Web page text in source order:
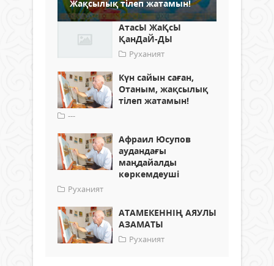
Жақсылық тілеп жатамын!
АтасЫ ЖаҚсЫ
ҚанДаЙ-ДЫ
Руханият
Күн сайын саған,
Отаным, жақсылық
тілеп жатамын!
---
Афраил Юсупов
аудандағы
маңдайалды
көркемдеуші
Руханият
АТАМЕКЕННІҢ АЯУЛЫ
АЗАМАТЫ
Руханият